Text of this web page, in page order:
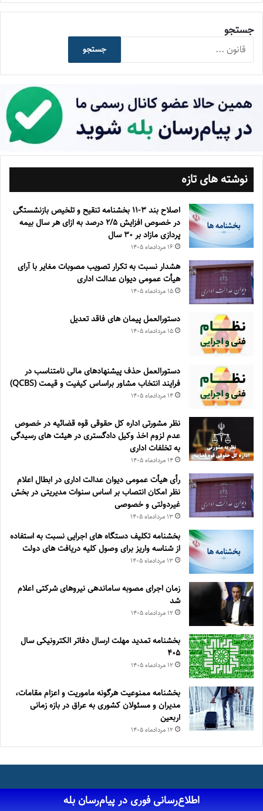
جستجو
جستجو
نوشته های تازه
اصلاح بند ۳‏-۱۱ بخشنامه تنقیح و تلخیص بازنشستگی
در خصوص افزایش ۵‏‏‏‏‏‏‏‏‏/۲ درصد به ازای هر سال بیمه
پردازی مازاد بر ۳۰‏ سال
۱۶ مرداد‌ماه ۱۴۰۵
هشدار نسبت به تکرار تصویب مصوبات مغایر با آرای
هیأت عمومی دیوان عدالت اداری
۱۵ مرداد‌ماه ۱۴۰۵
دستورالعمل پیمان های فاقد تعدیل
۱۵ مرداد‌ماه ۱۴۰۵
دستورالعمل حذف پيشنهادهای مالی نامتناسب در
فرايند انتخاب مشاور براساس كيفيت و قيمت (QCBS)
۱۴ مرداد‌ماه ۱۴۰۵
نظر مشورتی اداره کل حقوقی قوه قضائیه در خصوص
عدم لزوم اخذ وکیل دادگستری در هیئت های رسیدگی
به تخلفات اداری
۱۴ مرداد‌ماه ۱۴۰۵
رأی هیأت عمومی دیوان عدالت اداری در ابطال اعلام
نظر امکان انتصاب بر اساس سنوات مدیریتی در بخش
غیردولتی و خصوصی
۱۳ مرداد‌ماه ۱۴۰۵
بخشنامه تکلیف دستگاه های اجرایی نسبت به استفاده
از شناسه واریز برای وصول کلیه دریافت های دولت
۱۳ مرداد‌ماه ۱۴۰۵
زمان اجرای مصوبه ساماندهی نیروهای شرکتی اعلام
شد
۱۲ مرداد‌ماه ۱۴۰۵
بخشنامه تمدید مهلت ارسال دفاتر الکترونیکی سال
۴۰۵
۱۲ مرداد‌ماه ۱۴۰۵
بخشنامه ممنوعیت هرگونه ماموریت و اعزام مقامات،
مدیران و مسئولان کشوری به عراق در بازه زمانی
اربعین
۱۲ مرداد‌ماه ۱۴۰۵
اطلاع‌رسانی فوری در پیام‌رسان بله